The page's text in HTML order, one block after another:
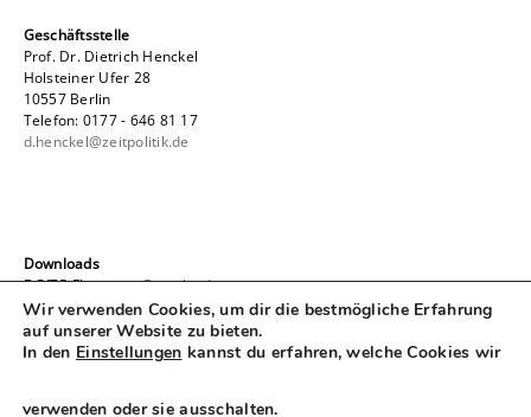
Geschäftsstelle
Prof. Dr. Dietrich Henckel
Holsteiner Ufer 28
10557 Berlin
Telefon: 0177 - 646 81 17
d.henckel@zeitpolitik.de
Downloads
DGfZP-Flyerzum Download
Antrag auf Mitgliedschaftzum Download
Satzung der DGfZPzum Download
Wir verwenden Cookies, um dir die bestmögliche Erfahrung
auf unserer Website zu bieten.
In den Einstellungen kannst du erfahren, welche Cookies wir
verwenden oder sie ausschalten.